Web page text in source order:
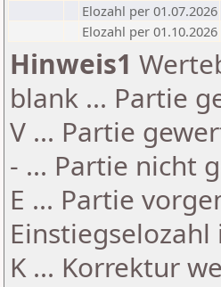
Elozahl per 01.07.2026
Elozahl per 01.10.2026
Hinweis1
blank ... Partie
V ... Partie
- ... Partie nicht
E ... Partie
K ... Korrektur